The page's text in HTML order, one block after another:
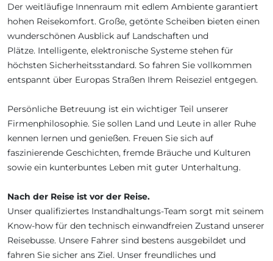
Der weitläufige Innenraum mit edlem Ambiente garantiert
hohen Reisekomfort. Große, getönte Scheiben bieten einen
wunderschönen Ausblick auf Landschaften und
Plätze. Intelligente, elektronische Systeme stehen für
höchsten Sicherheitsstandard. So fahren Sie vollkommen
entspannt über Europas Straßen Ihrem Reiseziel entgegen.
Persönliche Betreuung ist ein wichtiger Teil unserer
Firmenphilosophie. Sie sollen Land und Leute in aller Ruhe
kennen lernen und genießen. Freuen Sie sich auf
faszinierende Geschichten, fremde Bräuche und Kulturen
sowie ein kunterbuntes Leben mit guter Unterhaltung.
Nach der Reise ist vor der Reise.
Unser qualifiziertes Instandhaltungs-Team sorgt mit seinem
Know-how für den technisch einwandfreien Zustand unserer
Reisebusse. Unsere Fahrer sind bestens ausgebildet und
fahren Sie sicher ans Ziel. Unser freundliches und